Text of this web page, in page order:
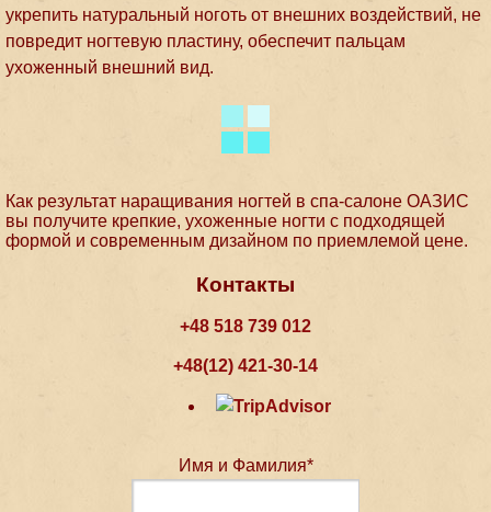
укрепить натуральный ноготь от внешних воздействий, не
повредит ногтевую пластину, обеспечит пальцам
ухоженный внешний вид.
Как результат наращивания ногтей в спа-салоне ОАЗИС
вы получите крепкие, ухоженные ногти с подходящей
формой и современным дизайном по приемлемой цене.
Контакты
+48 518 739 012
+48(12) 421-30-14
Имя и Фамилия*